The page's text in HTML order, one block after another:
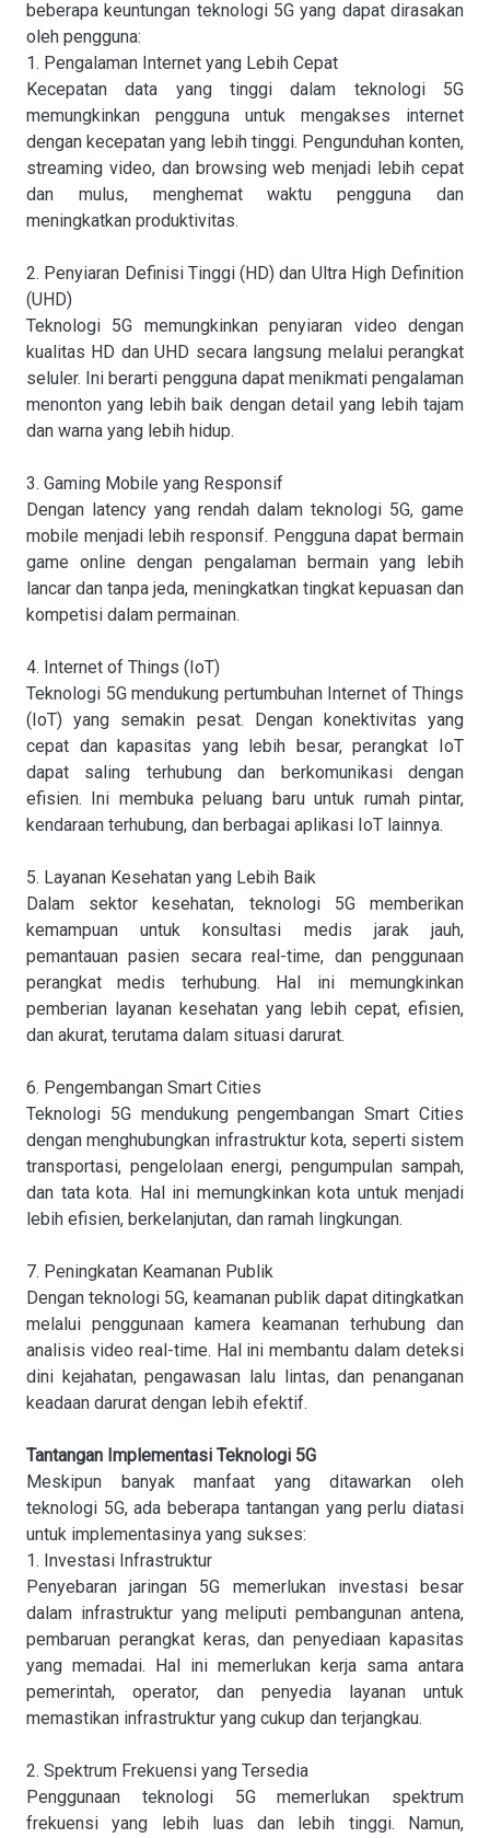
beberapa keuntungan teknologi 5G yang dapat dirasakan
oleh pengguna:
1. Pengalaman Internet yang Lebih Cepat
Kecepatan data yang tinggi dalam teknologi 5G
memungkinkan pengguna untuk mengakses internet
dengan kecepatan yang lebih tinggi. Pengunduhan konten,
streaming video, dan browsing web menjadi lebih cepat
dan mulus, menghemat waktu pengguna dan
meningkatkan produktivitas.
2. Penyiaran Definisi Tinggi (HD) dan Ultra High Definition
(UHD)
Teknologi 5G memungkinkan penyiaran video dengan
kualitas HD dan UHD secara langsung melalui perangkat
seluler. Ini berarti pengguna dapat menikmati pengalaman
menonton yang lebih baik dengan detail yang lebih tajam
dan warna yang lebih hidup.
3. Gaming Mobile yang Responsif
Dengan latency yang rendah dalam teknologi 5G, game
mobile menjadi lebih responsif. Pengguna dapat bermain
game online dengan pengalaman bermain yang lebih
lancar dan tanpa jeda, meningkatkan tingkat kepuasan dan
kompetisi dalam permainan.
4. Internet of Things (IoT)
Teknologi 5G mendukung pertumbuhan Internet of Things
(IoT) yang semakin pesat. Dengan konektivitas yang
cepat dan kapasitas yang lebih besar, perangkat IoT
dapat saling terhubung dan berkomunikasi dengan
efisien. Ini membuka peluang baru untuk rumah pintar,
kendaraan terhubung, dan berbagai aplikasi IoT lainnya.
5. Layanan Kesehatan yang Lebih Baik
Dalam sektor kesehatan, teknologi 5G memberikan
kemampuan untuk konsultasi medis jarak jauh,
pemantauan pasien secara real-time, dan penggunaan
perangkat medis terhubung. Hal ini memungkinkan
pemberian layanan kesehatan yang lebih cepat, efisien,
dan akurat, terutama dalam situasi darurat.
6. Pengembangan Smart Cities
Teknologi 5G mendukung pengembangan Smart Cities
dengan menghubungkan infrastruktur kota, seperti sistem
transportasi, pengelolaan energi, pengumpulan sampah,
dan tata kota. Hal ini memungkinkan kota untuk menjadi
lebih efisien, berkelanjutan, dan ramah lingkungan.
7. Peningkatan Keamanan Publik
Dengan teknologi 5G, keamanan publik dapat ditingkatkan
melalui penggunaan kamera keamanan terhubung dan
analisis video real-time. Hal ini membantu dalam deteksi
dini kejahatan, pengawasan lalu lintas, dan penanganan
keadaan darurat dengan lebih efektif.
Tantangan Implementasi Teknologi 5G
Meskipun banyak manfaat yang ditawarkan oleh
teknologi 5G, ada beberapa tantangan yang perlu diatasi
untuk implementasinya yang sukses:
1. Investasi Infrastruktur
Penyebaran jaringan 5G memerlukan investasi besar
dalam infrastruktur yang meliputi pembangunan antena,
pembaruan perangkat keras, dan penyediaan kapasitas
yang memadai. Hal ini memerlukan kerja sama antara
pemerintah, operator, dan penyedia layanan untuk
memastikan infrastruktur yang cukup dan terjangkau.
2. Spektrum Frekuensi yang Tersedia
Penggunaan teknologi 5G memerlukan spektrum
frekuensi yang lebih luas dan lebih tinggi. Namun,